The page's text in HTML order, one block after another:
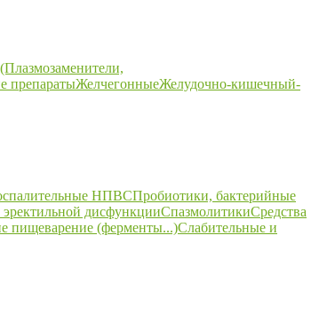
препаратыЖелчегонныеЖелудочно-кишечный-
НПВСПробиотики, бактерийные
эректильной дисфункцииСпазмолитикиСредства
пищеварение (ферменты...)Слабительные и